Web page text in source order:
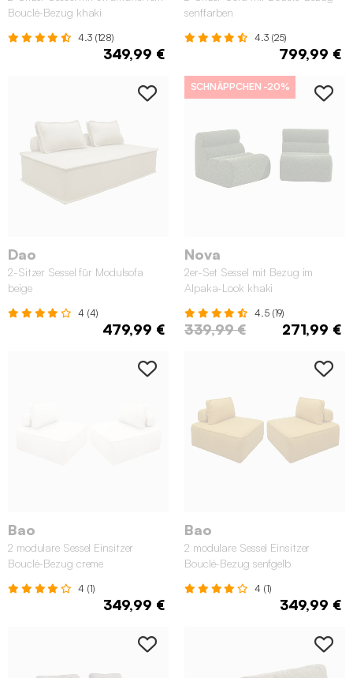
Bouclé-Bezug khaki
4.3 (128)
349,99 €
senffarben
4.3 (25)
799,99 €
Dao
2-Sitzer Sessel für Modulsofa
beige
4 (4)
479,99 €
SCHNÄPPCHEN -20%
Nova
2er-Set Sessel mit Bezug im
Alpaka-Look khaki
4.5 (19)
339,99 € 271,99 €
Bao
2 modulare Sessel Einsitzer
Bouclé-Bezug creme
4 (1)
349,99 €
Bao
2 modulare Sessel Einsitzer
Bouclé-Bezug senfgelb
4 (1)
349,99 €